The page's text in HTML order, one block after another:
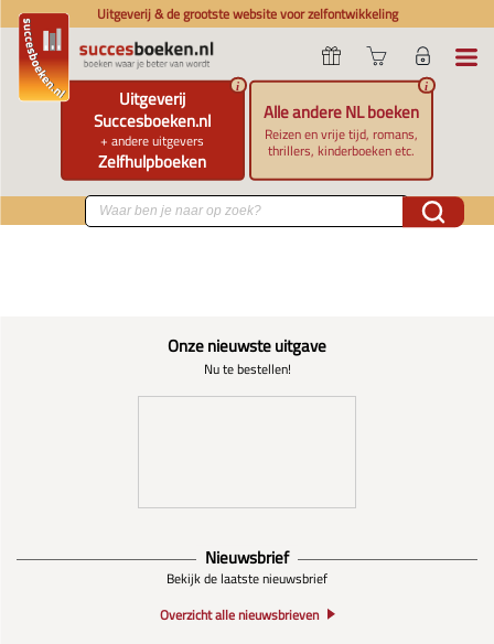
Uitgeverij & de grootste website voor zelfontwikkeling
Uitgeverij
Succesboeken.nl
+ andere uitgevers
Zelfhulpboeken
i
Alle andere NL boeken
Reizen en vrije tijd, romans,
thrillers, kinderboeken etc.
i
Onze nieuwste uitgave
Nu te bestellen!
Nieuwsbrief
Bekijk de laatste nieuwsbrief
Overzicht alle nieuwsbrieven